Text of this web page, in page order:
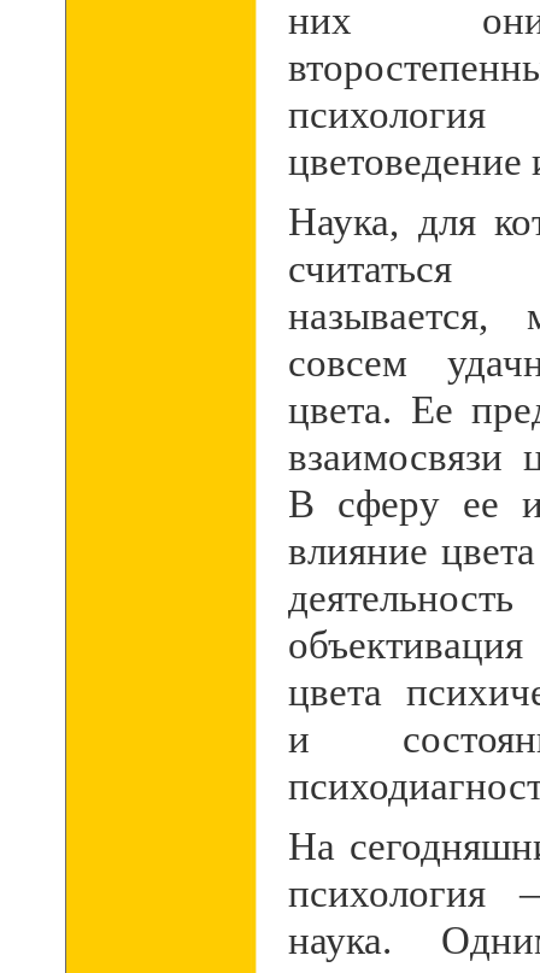
них они
цветоведение
Наука, для
совсем
цвета. Ее
взаимосвязи
В сферу ее
влияние
цвета
и
На
психология
наука.